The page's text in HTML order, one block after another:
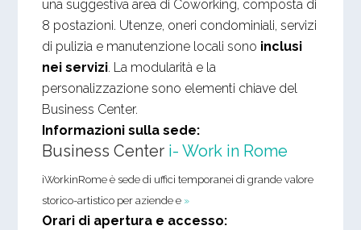
una suggestiva area di Coworking, composta di
8 postazioni. Utenze, oneri condominiali, servizi
di pulizia e manutenzione locali sono inclusi
nei servizi. La modularità e la
personalizzazione sono elementi chiave del
Business Center.
Informazioni sulla sede:
Business Center i- Work in Rome
iWorkinRome è sede di uffici temporanei di grande valore
storico-artistico per aziende e »
Orari di apertura e accesso: